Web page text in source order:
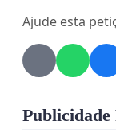
social e
apresentada
e entregue ao
Ajude esta
Publicidade